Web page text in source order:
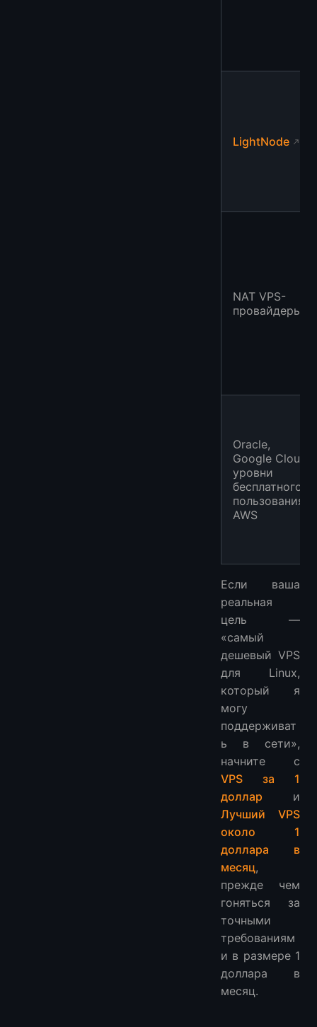
LightNode
NAT VPS-
провайдеры
Oracle,
Google Cloud,
уровни
бесплатного
пользования
AWS
Если ваша
реальная
цель —
«самый
дешевый VPS
для Linux,
который я
могу
поддерживат
ь в сети»,
начните с
VPS за 1
доллар и
Лучший VPS
около 1
доллара в
месяц,
прежде чем
гоняться за
точными
требованиям
и в размере 1
доллара в
месяц.